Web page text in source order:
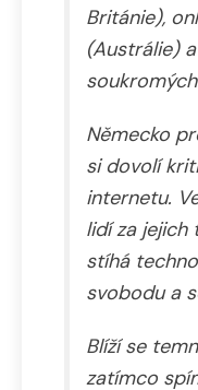
Británie),
(Austrálie)
Německo
si dovolí
internetu.
lidí za jejich
stíhá
svobodu a
Blíží se
zatímco